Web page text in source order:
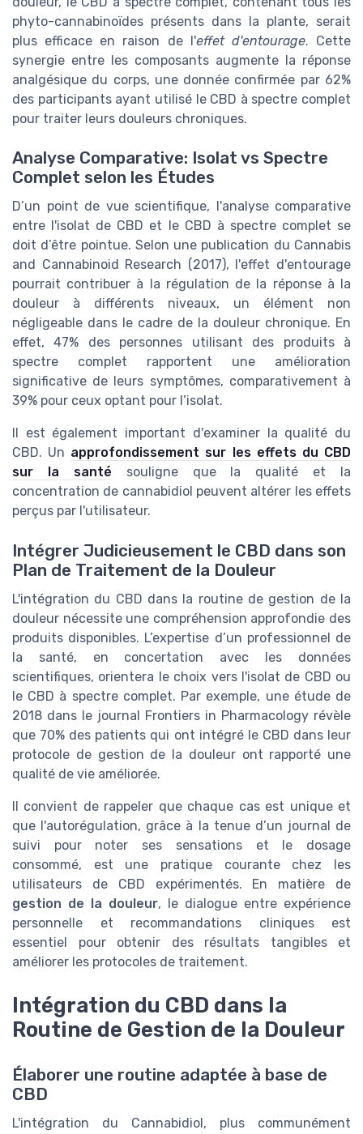
phyto-cannabinoïdes présents dans la plante, serait
plus efficace en raison de l'effet d'entourage. Cette
synergie entre les composants augmente la réponse
analgésique du corps, une donnée confirmée par 62%
des participants ayant utilisé le CBD à spectre complet
pour traiter leurs douleurs chroniques.
Analyse Comparative: Isolat vs Spectre
Complet selon les Études
D’un point de vue scientifique, l'analyse comparative
entre l'isolat de CBD et le CBD à spectre complet se
doit d’être pointue. Selon une publication du Cannabis
and Cannabinoid Research (2017), l'effet d'entourage
pourrait contribuer à la régulation de la réponse à la
douleur à différents niveaux, un élément non
négligeable dans le cadre de la douleur chronique. En
effet, 47% des personnes utilisant des produits à
spectre complet rapportent une amélioration
significative de leurs symptômes, comparativement à
39% pour ceux optant pour l’isolat.
Il est également important d'examiner la qualité du
CBD. Un approfondissement sur les effets du CBD
sur la santé souligne que la qualité et la
concentration de cannabidiol peuvent altérer les effets
perçus par l'utilisateur.
Intégrer Judicieusement le CBD dans son
Plan de Traitement de la Douleur
L'intégration du CBD dans la routine de gestion de la
douleur nécessite une compréhension approfondie des
produits disponibles. L’expertise d’un professionnel de
la santé, en concertation avec les données
scientifiques, orientera le choix vers l'isolat de CBD ou
le CBD à spectre complet. Par exemple, une étude de
2018 dans le journal Frontiers in Pharmacology révèle
que 70% des patients qui ont intégré le CBD dans leur
protocole de gestion de la douleur ont rapporté une
qualité de vie améliorée.
Il convient de rappeler que chaque cas est unique et
que l'autorégulation, grâce à la tenue d’un journal de
suivi pour noter ses sensations et le dosage
consommé, est une pratique courante chez les
utilisateurs de CBD expérimentés. En matière de
gestion de la douleur, le dialogue entre expérience
personnelle et recommandations cliniques est
essentiel pour obtenir des résultats tangibles et
améliorer les protocoles de traitement.
Intégration du CBD dans la
Routine de Gestion de la Douleur
Élaborer une routine adaptée à base de
CBD
L'intégration du Cannabidiol, plus communément